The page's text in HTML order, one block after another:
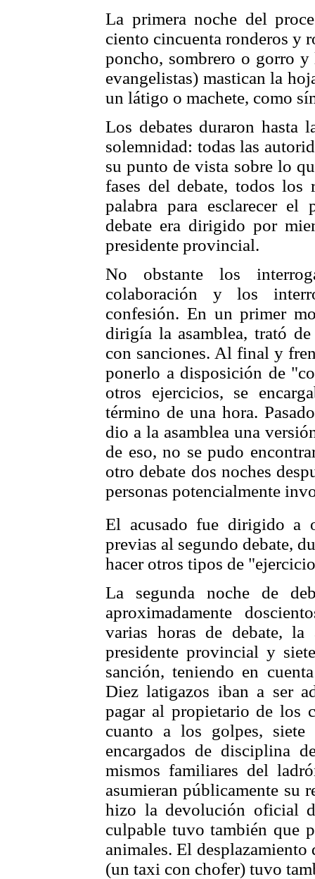
La primera noche del
ciento cincuenta ronderos y
poncho, sombrero o gorro
evangelistas) mastican la
un látigo o machete, como
Los debates duraron hasta
solemnidad: todas las
su punto de vista sobre lo
fases del debate, todos
palabra para esclarecer el
debate era dirigido por
presidente provincial.
No obstante los
colaboración y los
confesión. En un primer
dirigía la asamblea, trató
con sanciones. Al final y
ponerlo a disposición de
otros ejercicios, se
término de una hora.
dio a la asamblea una
de eso, no se pudo
otro debate dos noches
personas potencialmente
El acusado fue dirigido a
previas al segundo debate,
hacer otros tipos de
La segunda noche de
aproximadamente
varias horas de debate,
presidente provincial y
sanción, teniendo en
Diez latigazos iban a ser
pagar al propietario de los
cuanto a los golpes,
encargados de disciplina
mismos familiares del
asumieran públicamente su
hizo la devolución oficial
culpable tuvo también que
animales. El
(un taxi con chofer) tuvo